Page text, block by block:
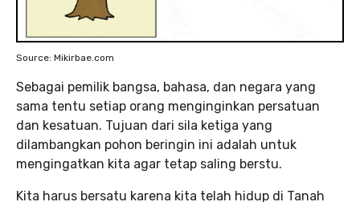
Source: Mikirbae.com
Sebagai pemilik bangsa, bahasa, dan negara yang
sama tentu setiap orang menginginkan persatuan
dan kesatuan. Tujuan dari sila ketiga yang
dilambangkan pohon beringin ini adalah untuk
mengingatkan kita agar tetap saling berstu.
Kita harus bersatu karena kita telah hidup di Tanah